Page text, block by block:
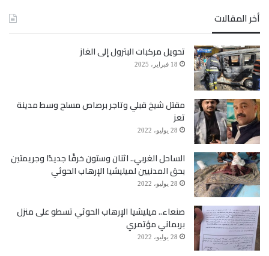
أخر المقالات
تحويل مركبات البترول إلى الغاز
18 فبراير، 2025
مقتل شيخ قبلي وتاجر برصاص مسلح وسط مدينة
تعز
28 يوليو، 2022
الساحل الغربي.. اثنان وستون خرقًا جديدًا وجريمتين
بحق المدنيين لميليشيا الإرهاب الحوثي
28 يوليو، 2022
صنعاء.. ميليشيا الإرهاب الحوثي تسطو على منزل
بربماني مؤتمري
28 يوليو، 2022